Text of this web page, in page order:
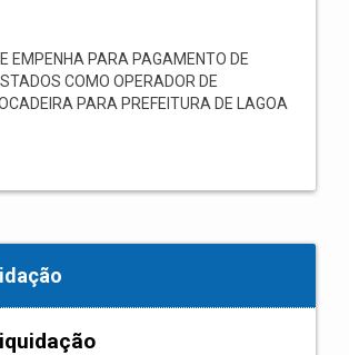
EMPENHA PARA PAGAMENTO DE
COMO OPERADOR DE
PARA PREFEITURA DE LAGOA